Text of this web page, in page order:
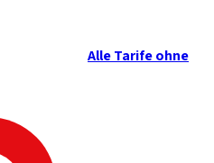
Alle Tarife ohne